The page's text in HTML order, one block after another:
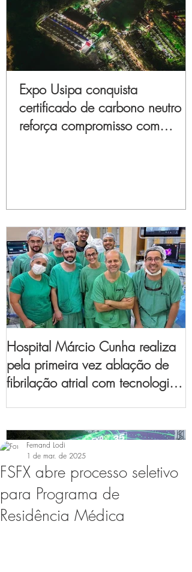
Expo Usipa conquista
certificado de carbono neutro e
reforça compromisso com
Hospital Márcio Cunha realiza
pela primeira vez ablação de
fibrilação atrial com tecnologia
FSFX abre processo seletivo
para Programa de
Residência Médica
Fernand Lodi
1 de mar. de 2025